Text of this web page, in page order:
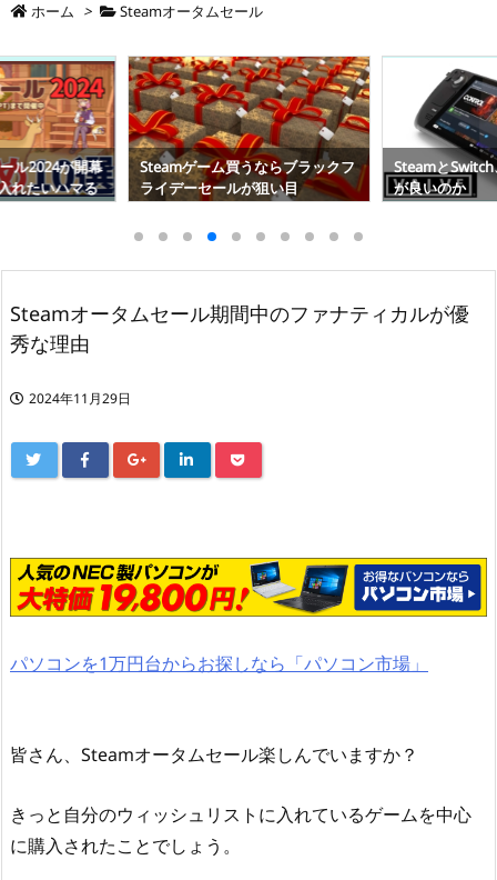
ホーム > Steamオータムセール
らブラックフ
い目
SteamとSwitch、どちらで遊ぶの
が良いのか
Steamの障害
のシステムか
る
Steamオータムセール期間中のファナティカルが優
秀な理由
2024年11月29日
パソコンを1万円台からお探しなら「パソコン市場」
皆さん、Steamオータムセール楽しんでいますか？
きっと自分のウィッシュリストに入れているゲームを中心
に購入されたことでしょう。